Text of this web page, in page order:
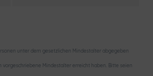
unter dem gesetzlichen Mindestalter abgegeben
vorgeschriebene Mindestalter erreicht haben. Bitte seien